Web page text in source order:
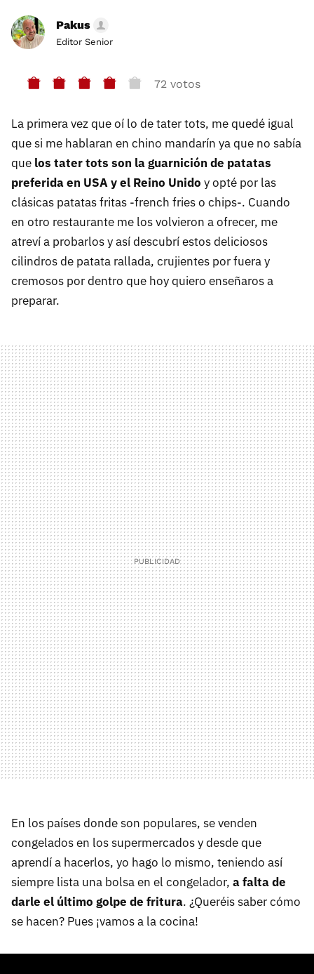
Pakus
Editor Senior
72 votos
La primera vez que oí lo de tater tots, me quedé igual
que si me hablaran en chino mandarín ya que no sabía
que los tater tots son la guarnición de patatas
preferida en USA y el Reino Unido y opté por las
clásicas patatas fritas -french fries o chips-. Cuando
en otro restaurante me los volvieron a ofrecer, me
atreví a probarlos y así descubrí estos deliciosos
cilindros de patata rallada, crujientes por fuera y
cremosos por dentro que hoy quiero enseñaros a
preparar.
En los países donde son populares, se venden
congelados en los supermercados y desde que
aprendí a hacerlos, yo hago lo mismo, teniendo así
siempre lista una bolsa en el congelador, a falta de
darle el último golpe de fritura. ¿Queréis saber cómo
se hacen? Pues ¡vamos a la cocina!